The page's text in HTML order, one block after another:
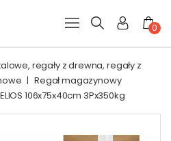
0
regały z drewna, regały z
| Regał magazynowy
106x75x40cm 3Px350kg